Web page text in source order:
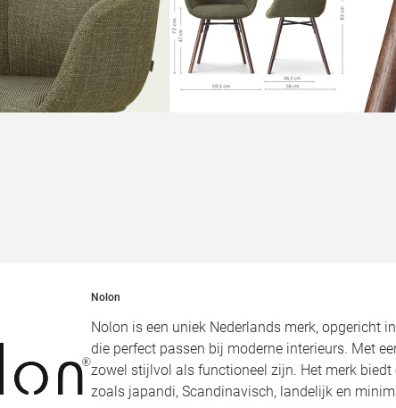
Nolon
Nolon is een uniek Nederlands merk, opgericht
die perfect passen bij moderne interieurs. Met
zowel stijlvol als functioneel zijn. Het merk
zoals japandi, Scandinavisch, landelijk en